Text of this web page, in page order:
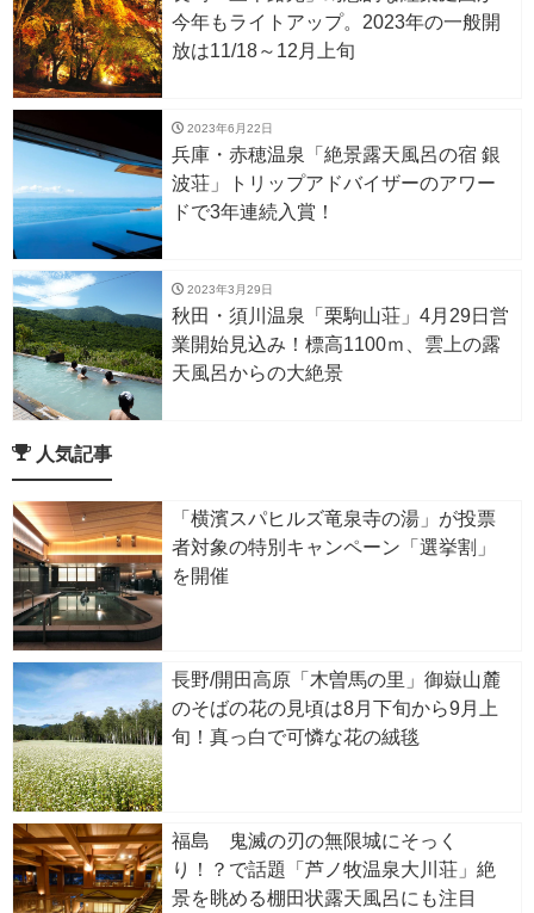
今年もライトアップ。2023年の一般開
放は11/18～12月上旬
2023年6月22日
兵庫・赤穂温泉「絶景露天風呂の宿 銀
波荘」トリップアドバイザーのアワー
ドで3年連続入賞！
2023年3月29日
秋田・須川温泉「栗駒山荘」4月29日営
業開始見込み！標高1100ｍ、雲上の露
天風呂からの大絶景
人気記事
「横濱スパヒルズ竜泉寺の湯」が投票
者対象の特別キャンペーン「選挙割」
を開催
長野/開田高原「木曽馬の里」御嶽山麓
のそばの花の見頃は8月下旬から9月上
旬！真っ白で可憐な花の絨毯
福島 鬼滅の刃の無限城にそっく
り！？で話題「芦ノ牧温泉大川荘」絶
景を眺める棚田状露天風呂にも注目